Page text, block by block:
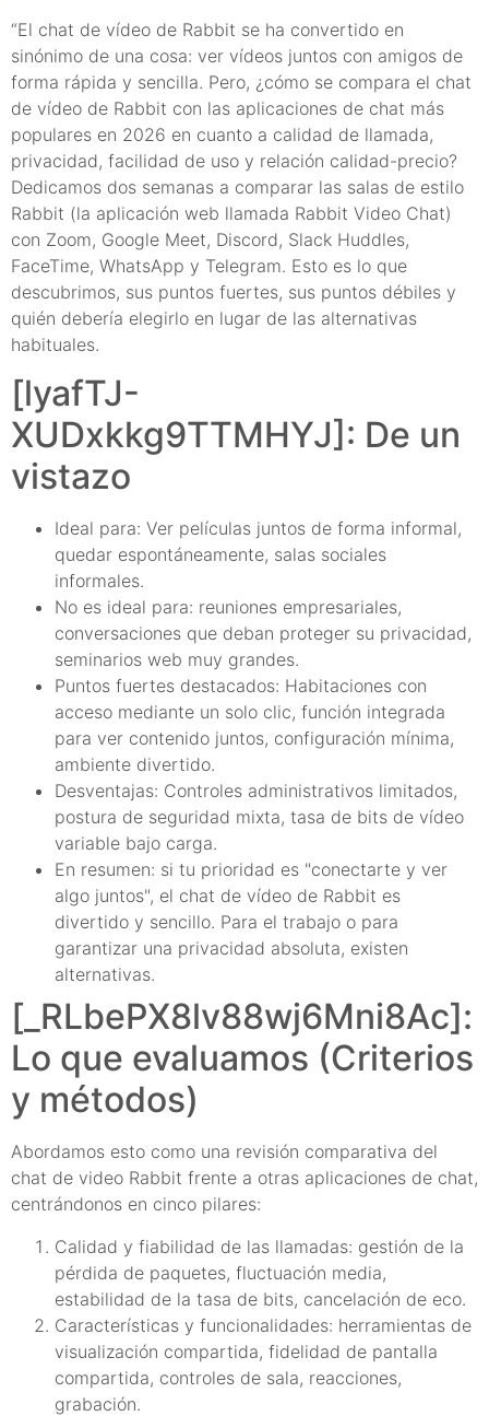
“El chat de vídeo de Rabbit se ha convertido en
sinónimo de una cosa: ver vídeos juntos con amigos de
forma rápida y sencilla. Pero, ¿cómo se compara el chat
de vídeo de Rabbit con las aplicaciones de chat más
populares en 2026 en cuanto a calidad de llamada,
privacidad, facilidad de uso y relación calidad-precio?
Dedicamos dos semanas a comparar las salas de estilo
Rabbit (la aplicación web llamada Rabbit Video Chat)
con Zoom, Google Meet, Discord, Slack Huddles,
FaceTime, WhatsApp y Telegram. Esto es lo que
descubrimos, sus puntos fuertes, sus puntos débiles y
quién debería elegirlo en lugar de las alternativas
habituales.
[lyafTJ-
XUDxkkg9TTMHYJ]: De un
vistazo
Ideal para: Ver películas juntos de forma informal,
quedar espontáneamente, salas sociales
informales.
No es ideal para: reuniones empresariales,
conversaciones que deban proteger su privacidad,
seminarios web muy grandes.
Puntos fuertes destacados: Habitaciones con
acceso mediante un solo clic, función integrada
para ver contenido juntos, configuración mínima,
ambiente divertido.
Desventajas: Controles administrativos limitados,
postura de seguridad mixta, tasa de bits de vídeo
variable bajo carga.
En resumen: si tu prioridad es "conectarte y ver
algo juntos", el chat de vídeo de Rabbit es
divertido y sencillo. Para el trabajo o para
garantizar una privacidad absoluta, existen
alternativas.
[_RLbePX8lv88wj6Mni8Ac]:
Lo que evaluamos (Criterios
y métodos)
Abordamos esto como una revisión comparativa del
chat de video Rabbit frente a otras aplicaciones de chat,
centrándonos en cinco pilares:
Calidad y fiabilidad de las llamadas: gestión de la
pérdida de paquetes, fluctuación media,
estabilidad de la tasa de bits, cancelación de eco.
Características y funcionalidades: herramientas de
visualización compartida, fidelidad de pantalla
compartida, controles de sala, reacciones,
grabación.